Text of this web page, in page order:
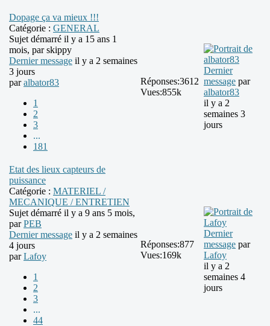
Dopage ça va mieux !!!
Catégorie : GENERAL
Sujet démarré il y a 15 ans 1
mois, parskippy
Dernier message il y a 2 semaines
3 jours
paralbator83
1
2
3
...
181
Réponses:3612
Vues:855k
Dernier
message par
albator83
il y a 2
semaines 3
jours
Etat des lieux capteurs de
puissance
Catégorie : MATERIEL /
MECANIQUE / ENTRETIEN
Sujet démarré il y a 9 ans 5 mois,
parPEB
Dernier message il y a 2 semaines
4 jours
parLafoy
1
2
3
...
44
Réponses:877
Vues:169k
Dernier
message par
Lafoy
il y a 2
semaines 4
jours